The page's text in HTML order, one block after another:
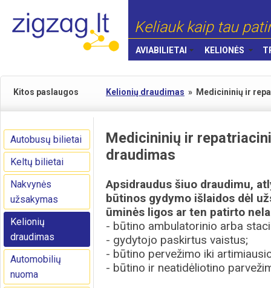
Keliauk kaip tau
AVIABILIETAI KELIONĖS
Kitos paslaugos Kelionių draudimas » Medicininių ir
Autobusų bilietai
Keltų bilietai
Nakvynės
užsakymas
Kelionių
draudimas
Automobilių
nuoma
Medicininių ir
draudimas
Apsidraudus šiuo draudimu,
būtinos gydymo išlaidos dėl
ūminės ligos ar ten patirto
- būtino ambulatorinio arba
- gydytojo paskirtus vaistus;
- būtino pervežimo iki
- būtino ir neatidėliotino